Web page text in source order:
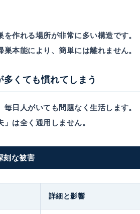
作れる場所が非常に多い構造です。
本能により、簡単には離れません。
くても慣れてしまう
日人がいても問題なく生活します。
」は全く通用しません。
刻な被害
詳細と影響